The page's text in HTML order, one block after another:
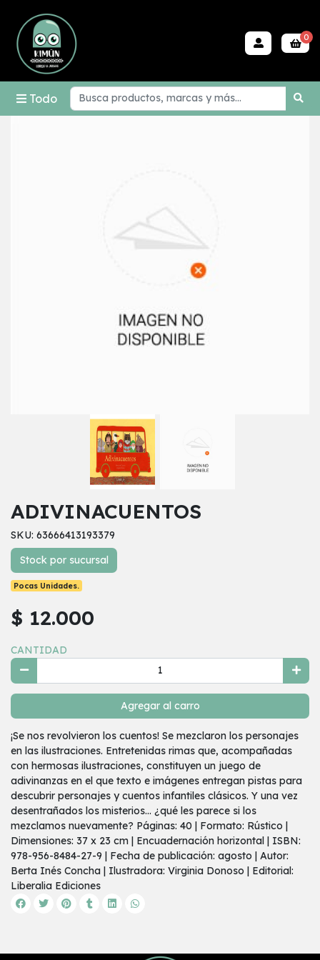
Todo
0
ADIVINACUENTOS
SKU: 63666413193379
Stock por sucursal
Pocas Unidades.
$ 12.000
CANTIDAD
Agregar al carro
¡Se nos revolvieron los cuentos! Se mezclaron los personajes
en las ilustraciones. Entretenidas rimas que, acompañadas
con hermosas ilustraciones, constituyen un juego de
adivinanzas en el que texto e imágenes entregan pistas para
descubrir personajes y cuentos infantiles clásicos. Y una vez
desentrañados los misterios... ¿qué les parece si los
mezclamos nuevamente? Páginas: 40 | Formato: Rústico |
Dimensiones: 37 x 23 cm | Encuadernación horizontal | ISBN:
978-956-8484-27-9 | Fecha de publicación: agosto | Autor:
Berta Inés Concha | Ilustradora: Virginia Donoso | Editorial:
Liberalia Ediciones